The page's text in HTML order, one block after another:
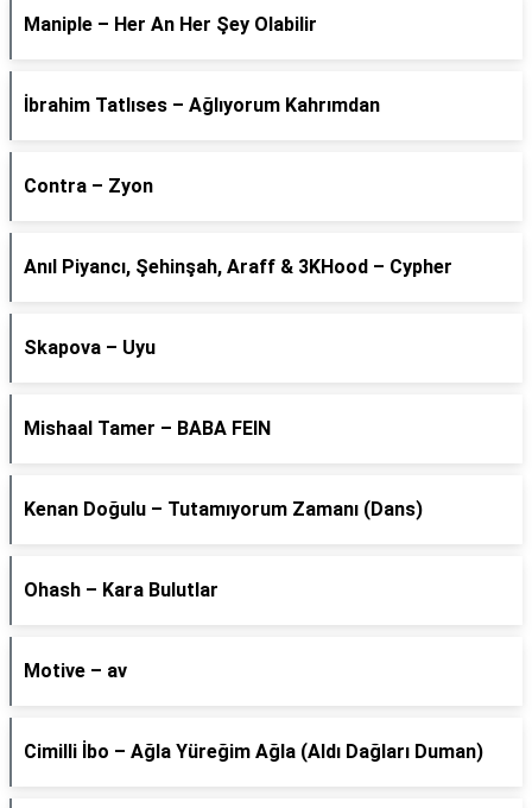
Maniple – Her An Her Şey Olabilir
İbrahim Tatlıses – Ağlıyorum Kahrımdan
Contra – Zyon
Anıl Piyancı, Şehinşah, Araff & 3KHood – Cypher
Skapova – Uyu
Mishaal Tamer – BABA FEIN
Kenan Doğulu – Tutamıyorum Zamanı (Dans)
Ohash – Kara Bulutlar
Motive – av
Cimilli İbo – Ağla Yüreğim Ağla (Aldı Dağları Duman)